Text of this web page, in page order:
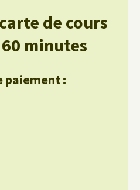
de cours
minutes
paiement :